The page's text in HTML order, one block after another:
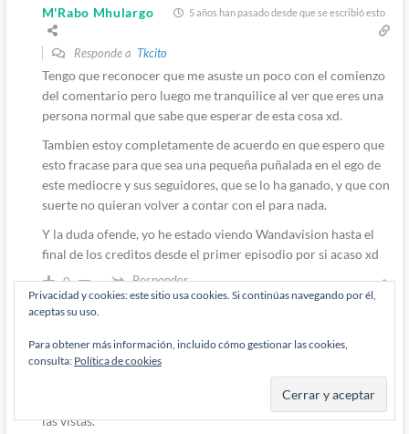
M'Rabo Mhulargo 5 años han pasado desde que se escribió esto
Responde a Tkcito
Tengo que reconocer que me asuste un poco con el comienzo
del comentario pero luego me tranquilice al ver que eres una
persona normal que sabe que esperar de esta cosa xd.
Tambien estoy completamente de acuerdo en que espero que
esto fracase para que sea una pequeña puñalada en el ego de
este mediocre y sus seguidores, que se lo ha ganado, y que con
suerte no quieran volver a contar con el para nada.
Y la duda ofende, yo he estado viendo Wandavision hasta el
final de los creditos desde el primer episodio por si acaso xd
0 Responder
Ozz 5 años han pasado desde que se escribió esto
Como saber que la JL de snyder fracaso?. Harán referencia a
las vistas.
Privacidad y cookies: este sitio usa cookies. Si continúas navegando por él,
aceptas su uso.
Para obtener más información, incluido cómo gestionar las cookies,
consulta: Política de cookies